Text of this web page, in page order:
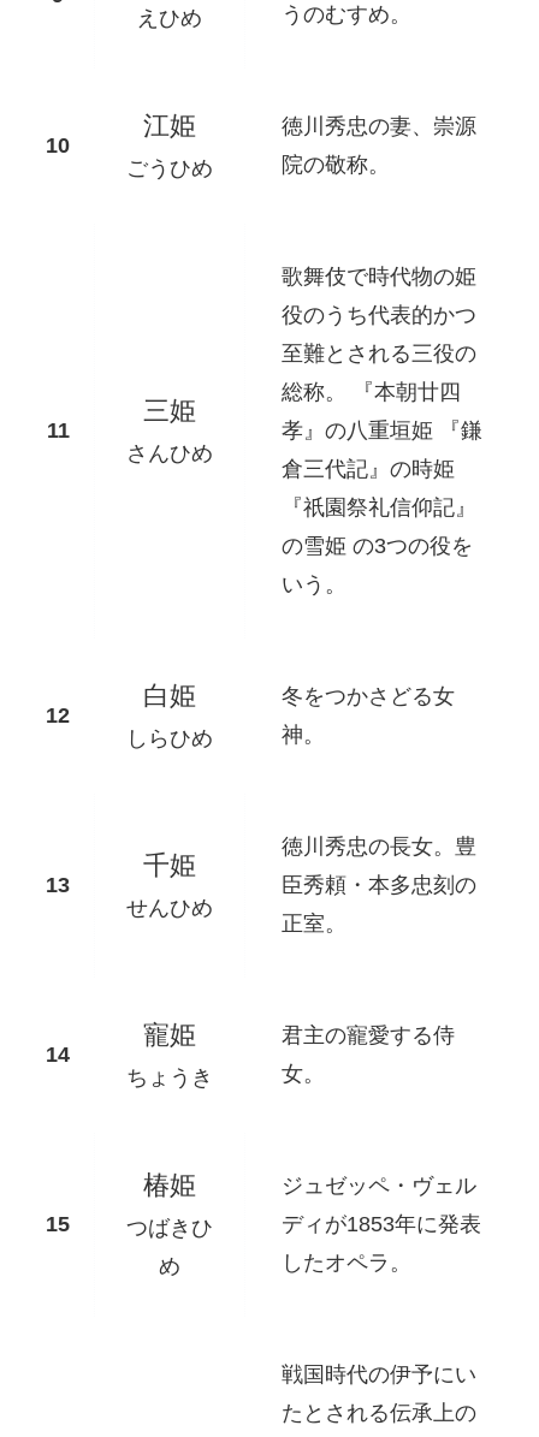
えひめ
うのむすめ。
江姫
ごうひめ
徳川秀忠の妻、崇源
院の敬称。
三姫
さんひめ
歌舞伎で時代物の姫
役のうち代表的かつ
至難とされる三役の
総称。 『本朝廿四
孝』の八重垣姫 『鎌
倉三代記』の時姫
『祇園祭礼信仰記』
の雪姫 の3つの役を
いう。
白姫
しらひめ
冬をつかさどる女
神。
千姫
せんひめ
徳川秀忠の長女。豊
臣秀頼・本多忠刻の
正室。
寵姫
ちょうき
君主の寵愛する侍
女。
椿姫
つばきひ
め
ジュゼッペ・ヴェル
ディが1853年に発表
したオペラ。
戦国時代の伊予にい
たとされる伝承上の